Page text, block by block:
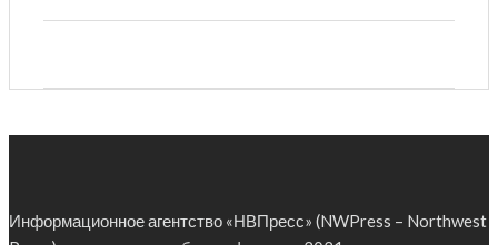
Информационное агентство «НВПресс» (NWPress – Northwest